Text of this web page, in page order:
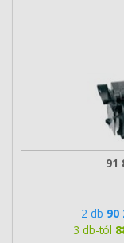
91
2 db 90
3 db-tól